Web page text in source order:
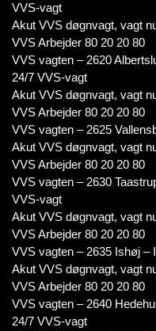
VVS-vagt
Akut VVS døgnvagt, vagt
VVS Arbejder 80 20 20 80
VVS vagten – 2620
24/7 VVS-vagt
Akut VVS døgnvagt, vagt
VVS Arbejder 80 20 20 80
VVS vagten – 2625
Akut VVS døgnvagt, vagt
VVS Arbejder 80 20 20 80
VVS vagten – 2630
VVS-vagt
Akut VVS døgnvagt, vagt
VVS Arbejder 80 20 20 80
VVS vagten – 2635 Ishøj –
Akut VVS døgnvagt, vagt
VVS Arbejder 80 20 20 80
VVS vagten – 2640
24/7 VVS-vagt